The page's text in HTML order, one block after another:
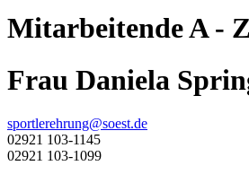
Mitarbeitende A - Z
Frau Daniela
sportlerehrung@soest.de
02921 103-1145
02921 103-1099